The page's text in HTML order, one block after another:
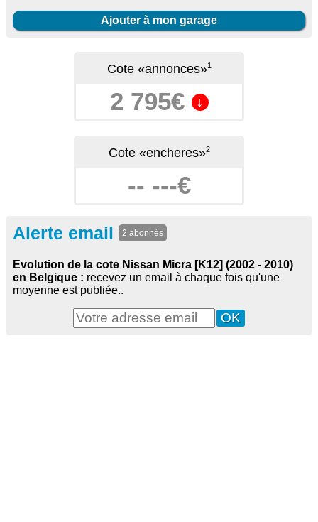
Ajouter à mon garage
Cote «annonces»1
2 795€ ↓
Cote «encheres»2
-- ---€
Alerte email 2 abonnés
Evolution de la cote Nissan Micra [K12] (2002 - 2010)
en Belgique : recevez un email à chaque fois qu'une
moyenne est publiée..